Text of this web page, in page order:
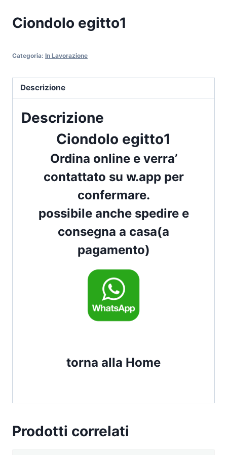
Ciondolo egitto1
Categoria: In Lavorazione
Descrizione
Descrizione
Ciondolo egitto1
Ordina online e verra’
contattato su w.app per
confermare.
possibile anche spedire e
consegna a casa(a
pagamento)
torna alla Home
Prodotti correlati